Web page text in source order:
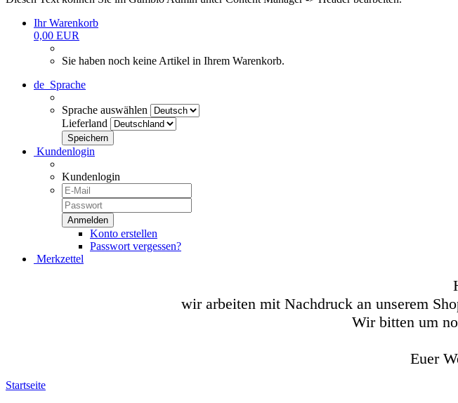
Ihr Warenkorb
0,00 EUR
Sie haben noch keine Artikel in Ihrem Warenkorb.
de Sprache
Sprache auswählen
Lieferland
Kundenlogin
Kundenlogin
Konto erstellen
Passwort vergessen?
Merkzettel
wir arbeiten mit Nachdruck an unserem
Wir bitten um
Euer
Startseite